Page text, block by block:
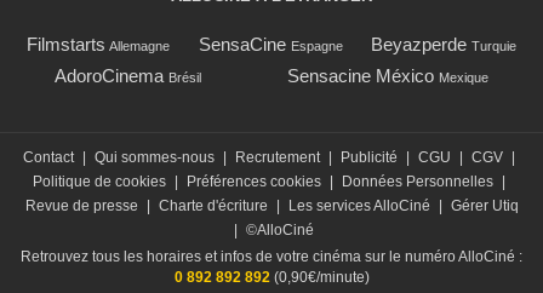
Filmstarts Allemagne SensaCine Espagne Beyazperde Turquie
AdoroCinema Brésil Sensacine México Mexique
Contact Qui sommes-nous Recrutement Publicité CGU CGV
Politique de cookies
Préférences cookies Données Personnelles
Revue de presse
Charte d'écriture Les services AlloCiné
Gérer Utiq
©AlloCiné
Retrouvez tous les horaires et infos de votre cinéma sur le numéro AlloCiné :
0 892 892 892(0,90€/minute)